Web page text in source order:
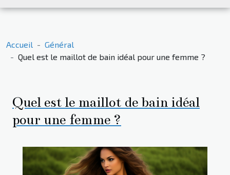
Accueil
Général
Quel est le maillot de bain idéal pour une femme ?
Quel est le maillot de bain idéal
pour une femme ?